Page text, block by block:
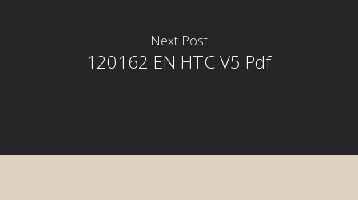
Next Post
120162 EN HTC V5 Pdf